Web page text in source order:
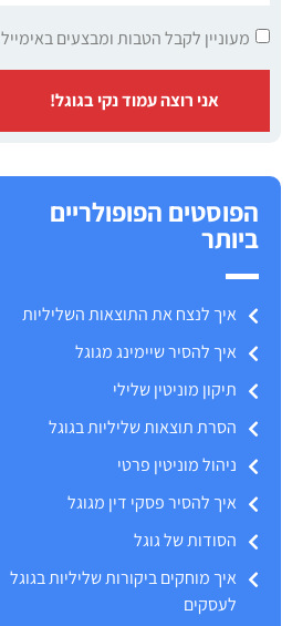
מעוניין לקבל הטבות ומבצעים באימייל
אני רוצה עמוד נקי בגוגל!
הפוסטים הפופולריים
ביותר
איך לנצח את התוצאות השליליות
איך להסיר שיימינג מגוגל
תיקון מוניטין שלילי
הסרת תוצאות שליליות בגוגל
ניהול מוניטין פרטי
איך להסיר פסקי דין מגוגל
הסודות של גוגל
איך מוחקים ביקורות שליליות בגוגל
לעסקים